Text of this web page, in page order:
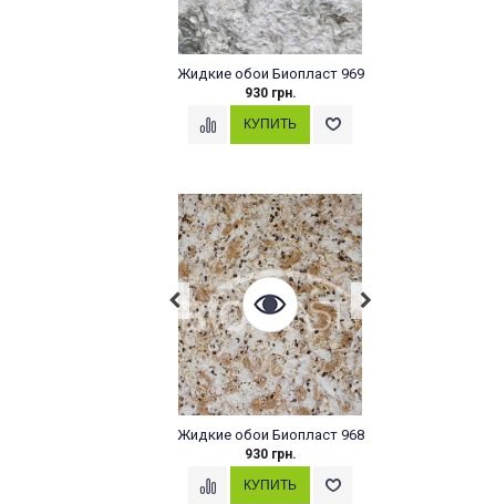
Жидкие обои Биопласт 969
930 грн.
Жидкие обои Биопласт 968
930 грн.